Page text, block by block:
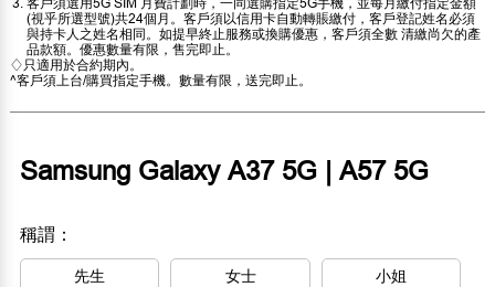
客戶須選用5G SIM 月費計劃時，一同選購指定5G手機，並每月繳付指定金額
(視乎所選型號)共24個月。客戶須以信用卡自動轉賬繳付，客戶登記姓名必須
與持卡人之姓名相同。如提早終止服務或換購優惠，客戶須全數 清繳尚欠的產
品款額。優惠數量有限，售完即止。
♢只適用於合約期內。
^客戶須上台/購買指定手機。數量有限，送完即止。
Samsung Galaxy A37 5G | A57 5G
稱謂：
先生 女士 小姐